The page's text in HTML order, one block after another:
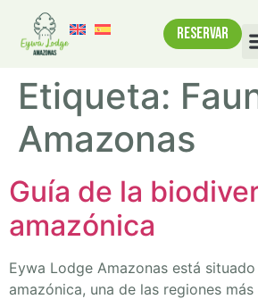
RESERVAR
Etiqueta:
Amazonas
Guía de la
amazónica
Eywa Lodge Amazonas está
amazónica, una de las regiones